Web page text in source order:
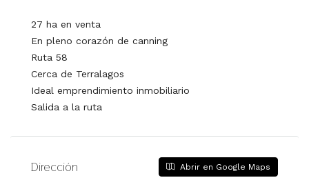
27 ha en venta
En pleno corazón de canning
Ruta 58
Cerca de Terralagos
Ideal emprendimiento inmobiliario
Salida a la ruta
Dirección Abrir en Google Maps